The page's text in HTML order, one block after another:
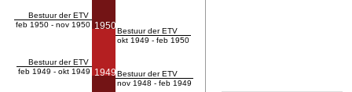
Bestuur der ETV
feb 1950 - nov 1950
Bestuur der ETV
feb 1949 - okt 1949
1950
1949
Bestuur der ETV
okt 1949 - feb 1950
Bestuur der ETV
nov 1948 - feb 1949